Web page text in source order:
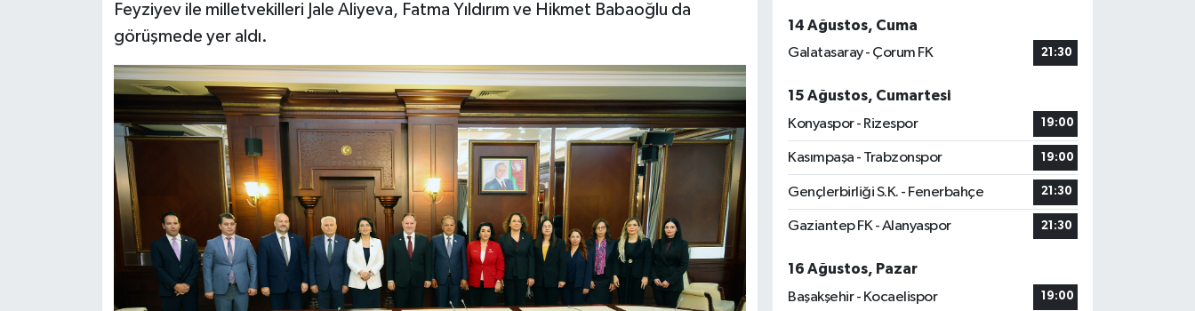
Feyziyev ile milletvekilleri Jale Aliyeva, Fatma Yıldırım ve Hikmet Babaoğlu da
görüşmede yer aldı.
14 Ağustos, Cuma
Galatasaray - Çorum FK
21:30
15 Ağustos, Cumartesi
Konyaspor - Rizespor
19:00
Kasımpaşa - Trabzonspor 19:00
Gençlerbirliği S.K. - Fenerbahçe 21:30
Gaziantep FK - Alanyaspor 21:30
16 Ağustos, Pazar
Başakşehir - Kocaelispor
19:00